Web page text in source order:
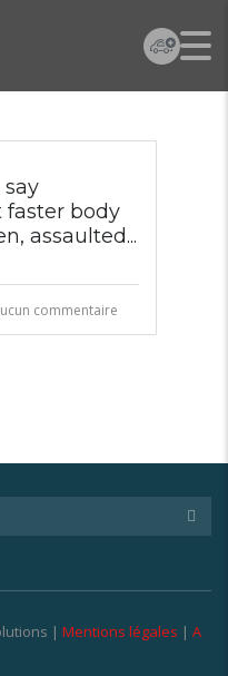
body
assaulted...
commentaire
| Mentions légales | A